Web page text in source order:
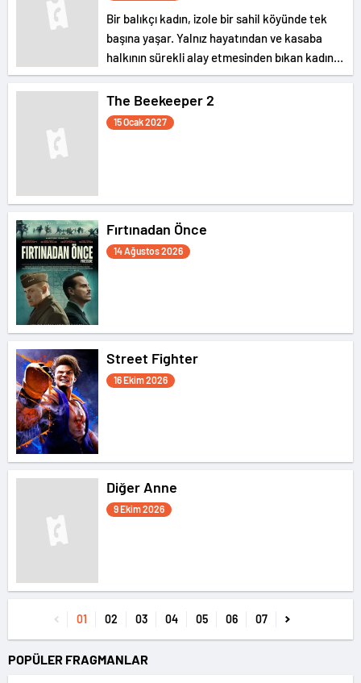
Bir balıkçı kadın, izole bir sahil köyünde tek
başına yaşar. Yalnız hayatından ve kasaba
halkının sürekli alay etmesinden bıkan kadın,
bir gün kendisine hasırdan bir koca yaptırır. Bu
tuhaf romantizm, dar görüşlü komşuları
arasındaki kaosu körükler.
The Beekeeper 2
15 Ocak 2027
Fırtınadan Önce
14 Ağustos 2026
Street Fighter
16 Ekim 2026
Diğer Anne
9 Ekim 2026
01 02 03 04 05 06 07
POPÜLER FRAGMANLAR